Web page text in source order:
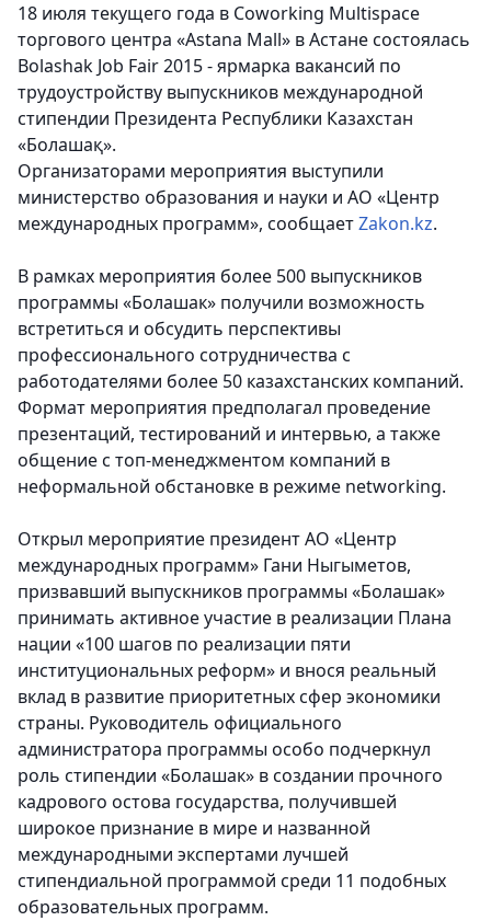
18 июля текущего года в Coworking Multispace
торгового центра «Astana Mall» в Астане состоялась
Bolashak Job Fair 2015 - ярмарка вакансий по
трудоустройству выпускников международной
стипендии Президента Республики Казахстан
«Болашақ».
Организаторами мероприятия выступили
министерство образования и науки и АО «Центр
международных программ», сообщаетZakon.kz.
В рамках мероприятия более 500 выпускников
программы «Болашак» получили возможность
встретиться и обсудить перспективы
профессионального сотрудничества с
работодателями более 50 казахстанских компаний.
Формат мероприятия предполагал проведение
презентаций, тестирований и интервью, а также
общение с топ-менеджментом компаний в
неформальной обстановке в режиме networking.
Открыл мероприятие президент АО «Центр
международных программ» Гани Ныгыметов,
призвавший выпускников программы «Болашак»
принимать активное участие в реализации Плана
нации «100 шагов по реализации пяти
институциональных реформ» и внося реальный
вклад в развитие приоритетных сфер экономики
страны. Руководитель официального
администратора программы особо подчеркнул
роль стипендии «Болашак» в создании прочного
кадрового остова государства, получившей
широкое признание в мире и названной
международными экспертами лучшей
стипендиальной программой среди 11 подобных
образовательных программ.